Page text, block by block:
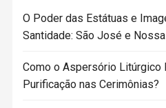
O Poder das Estátuas e
Santidade: São José e
Como o Aspersório
Purificação nas Cerimônias?